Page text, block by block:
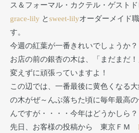
ス＆フォーマル・カクテル・ゲスト
grace-lily とsweet-lilyオーダーメイド
す。
今週の紅葉が一番きれいでしょうか？
お店の前の銀杏の木は、「まだまだ
変えずに頑張っていますよ！
この辺では、一番最後に黄色くなる
の木がぜ～んぶ落ちた頃に毎年最高
んですが・・・・今年はどうかしら？
先日、お客様の投稿から 東京ＦＭ